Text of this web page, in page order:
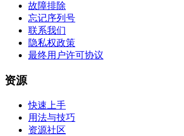
故障排除
忘记序列号
联系我们
隐私权政策
最终用户许可协议
资源
快速上手
用法与技巧
资源社区